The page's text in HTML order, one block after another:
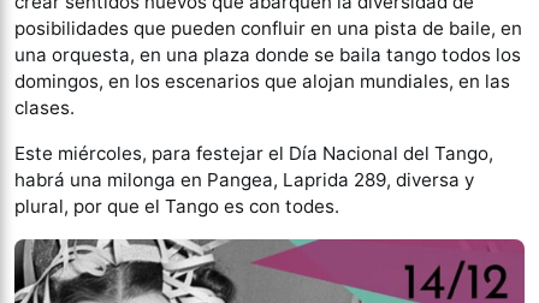
posibilidades que pueden confluir en una pista de baile, en
una orquesta, en una plaza donde se baila tango todos los
domingos, en los escenarios que alojan mundiales, en las
clases.
Este miércoles, para festejar el Día Nacional del Tango,
habrá una milonga en Pangea, Laprida 289, diversa y
plural, por que el Tango es con todes.